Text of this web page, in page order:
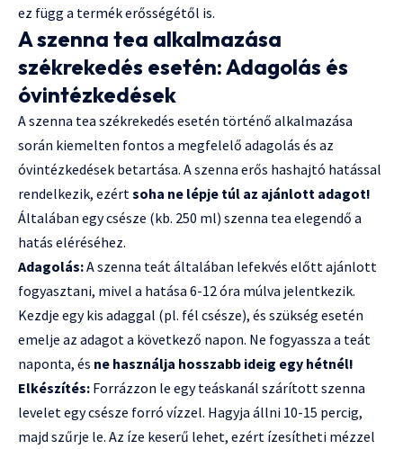
ez függ a termék erősségétől is.
A szenna tea alkalmazása
székrekedés esetén: Adagolás és
óvintézkedések
A szenna tea székrekedés esetén történő alkalmazása
során kiemelten fontos a megfelelő adagolás és az
óvintézkedések betartása. A szenna erős hashajtó hatással
rendelkezik, ezértsoha ne lépje túl az ajánlott adagot!
Általában egy csésze (kb. 250 ml) szenna tea elegendő a
hatás eléréséhez.
Adagolás:A szenna teát általában lefekvés előtt ajánlott
fogyasztani, mivel a hatása 6-12 óra múlva jelentkezik.
Kezdje egy kis adaggal (pl. fél csésze), és szükség esetén
emelje az adagot a következő napon. Ne fogyassza a teát
naponta, és ne használja hosszabb ideig egy hétnél!
Elkészítés: Forrázzon le egy teáskanál szárított szenna
levelet egy csésze forró vízzel. Hagyja állni 10-15 percig,
majd szűrje le. Az íze keserű lehet, ezért ízesítheti mézzel